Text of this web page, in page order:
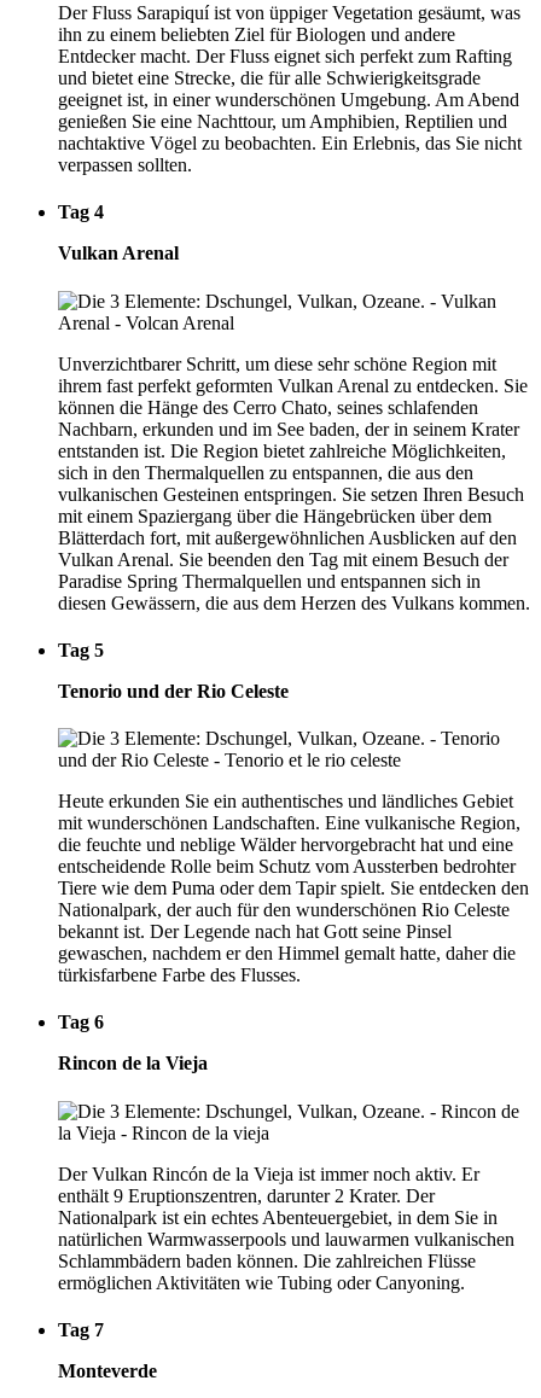
Der Fluss Sarapiquí ist von üppiger Vegetation gesäumt, was
ihn zu einem beliebten Ziel für Biologen und andere
Entdecker macht. Der Fluss eignet sich perfekt zum Rafting
und bietet eine Strecke, die für alle Schwierigkeitsgrade
geeignet ist, in einer wunderschönen Umgebung. Am Abend
genießen Sie eine Nachttour, um Amphibien, Reptilien und
nachtaktive Vögel zu beobachten. Ein Erlebnis, das Sie nicht
verpassen sollten.
Tag 4
Vulkan Arenal
Unverzichtbarer Schritt, um diese sehr schöne Region mit
ihrem fast perfekt geformten Vulkan Arenal zu entdecken. Sie
können die Hänge des Cerro Chato, seines schlafenden
Nachbarn, erkunden und im See baden, der in seinem Krater
entstanden ist. Die Region bietet zahlreiche Möglichkeiten,
sich in den Thermalquellen zu entspannen, die aus den
vulkanischen Gesteinen entspringen. Sie setzen Ihren Besuch
mit einem Spaziergang über die Hängebrücken über dem
Blätterdach fort, mit außergewöhnlichen Ausblicken auf den
Vulkan Arenal. Sie beenden den Tag mit einem Besuch der
Paradise Spring Thermalquellen und entspannen sich in
diesen Gewässern, die aus dem Herzen des Vulkans kommen.
Tag 5
Tenorio und der Rio Celeste
Heute erkunden Sie ein authentisches und ländliches Gebiet
mit wunderschönen Landschaften. Eine vulkanische Region,
die feuchte und neblige Wälder hervorgebracht hat und eine
entscheidende Rolle beim Schutz vom Aussterben bedrohter
Tiere wie dem Puma oder dem Tapir spielt. Sie entdecken den
Nationalpark, der auch für den wunderschönen Rio Celeste
bekannt ist. Der Legende nach hat Gott seine Pinsel
gewaschen, nachdem er den Himmel gemalt hatte, daher die
türkisfarbene Farbe des Flusses.
Tag 6
Rincon de la Vieja
Der Vulkan Rincón de la Vieja ist immer noch aktiv. Er
enthält 9 Eruptionszentren, darunter 2 Krater. Der
Nationalpark ist ein echtes Abenteuergebiet, in dem Sie in
natürlichen Warmwasserpools und lauwarmen vulkanischen
Schlammbädern baden können. Die zahlreichen Flüsse
ermöglichen Aktivitäten wie Tubing oder Canyoning.
Tag 7
Monteverde